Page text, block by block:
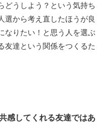
どうしよう？という気持ち
選から考え直したほうが良
なりたい！と思う人を選ぶ
友達という関係をつくるた
感してくれる友達ではあ